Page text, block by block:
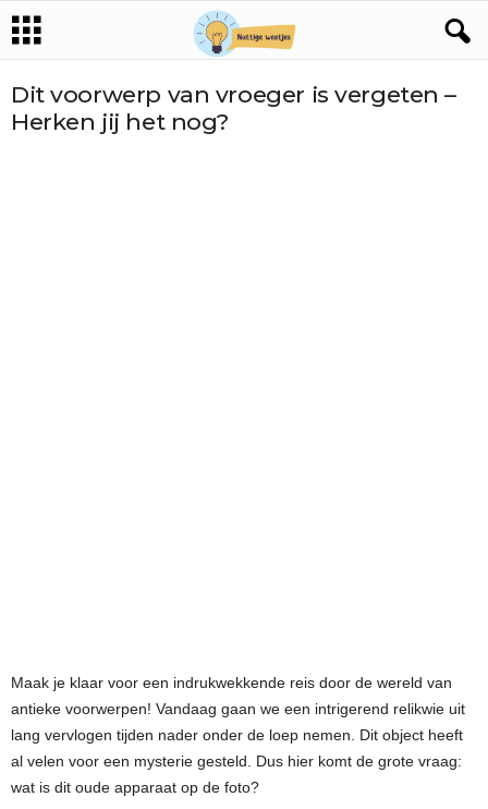
Dit voorwerp van vroeger is vergeten –
Herken jij het nog?
Maak je klaar voor een indrukwekkende reis door de wereld van
antieke voorwerpen! Vandaag gaan we een intrigerend relikwie uit
lang vervlogen tijden nader onder de loep nemen. Dit object heeft
al velen voor een mysterie gesteld. Dus hier komt de grote vraag:
wat is dit oude apparaat op de foto?